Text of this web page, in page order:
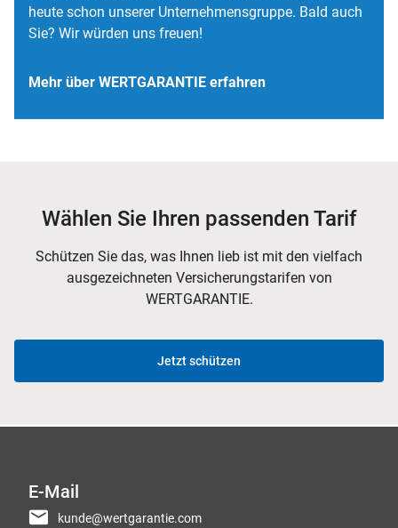
heute schon unserer Unternehmensgruppe. Bald auch
Sie? Wir würden uns freuen!
Mehr über WERTGARANTIE erfahren
Wählen Sie Ihren passenden Tarif
Schützen Sie das, was Ihnen lieb ist mit den vielfach
ausgezeichneten Versicherungstarifen von
WERTGARANTIE.
Jetzt schützen
E-Mail
kunde@wertgarantie.com